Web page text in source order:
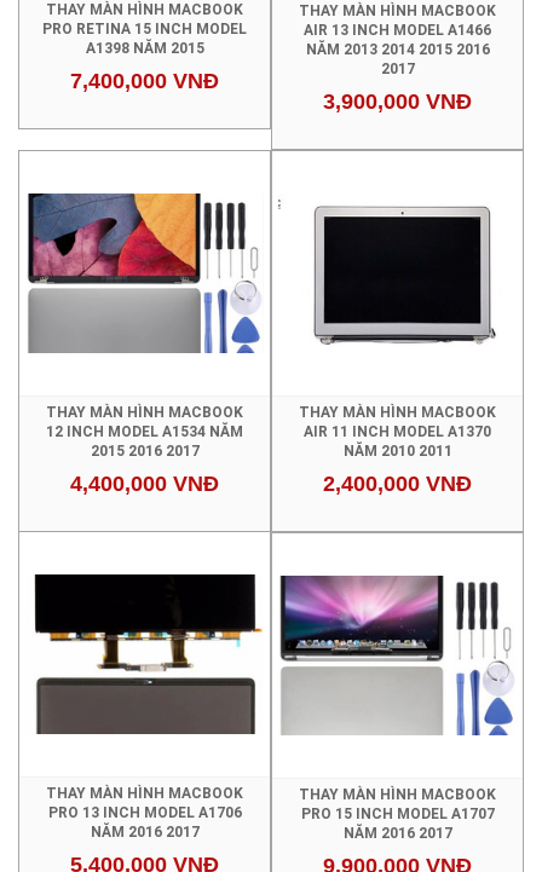
THAY MÀN HÌNH MACBOOK
PRO RETINA 15 INCH MODEL
A1398 NĂM 2015
7,400,000 VNĐ
THAY MÀN HÌNH MACBOOK
AIR 13 INCH MODEL A1466
NĂM 2013 2014 2015 2016
2017
3,900,000 VNĐ
THAY MÀN HÌNH MACBOOK
12 INCH MODEL A1534 NĂM
2015 2016 2017
4,400,000 VNĐ
THAY MÀN HÌNH MACBOOK
AIR 11 INCH MODEL A1370
NĂM 2010 2011
2,400,000 VNĐ
THAY MÀN HÌNH MACBOOK
PRO 13 INCH MODEL A1706
NĂM 2016 2017
5,400,000 VNĐ
THAY MÀN HÌNH MACBOOK
PRO 15 INCH MODEL A1707
NĂM 2016 2017
9,900,000 VNĐ